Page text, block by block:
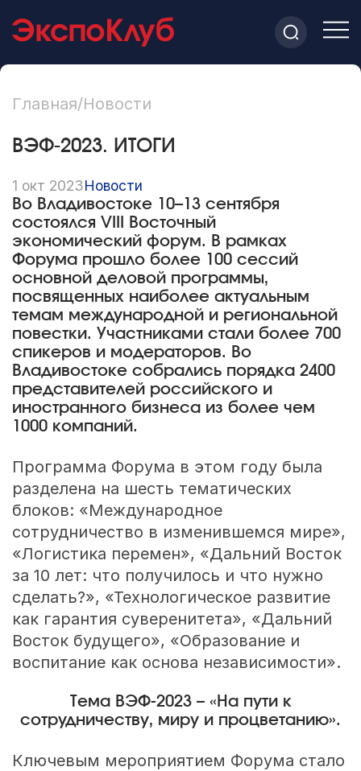
Главная/Новости
ВЭФ-2023. ИТОГИ
1 окт 2023Новости
Во Владивостоке 10–13 сентября
состоялся VIII Восточный
экономический форум. В рамках
Форума прошло более 100 сессий
основной деловой программы,
посвященных наиболее актуальным
темам международной и региональной
повестки. Участниками стали более 700
спикеров и модераторов. Во
Владивостоке собрались порядка 2400
представителей российского и
иностранного бизнеса из более чем
1000 компаний.
Программа Форума в этом году была
разделена на шесть тематических
блоков: «Международное
сотрудничество в изменившемся мире»,
«Логистика перемен», «Дальний Восток
за 10 лет: что получилось и что нужно
сделать?», «Технологическое развитие
как гарантия суверенитета», «Дальний
Восток будущего», «Образование и
воспитание как основа независимости».
Тема ВЭФ-2023 – «На пути к
сотрудничеству, миру и процветанию».
Ключевым мероприятием Форума стало